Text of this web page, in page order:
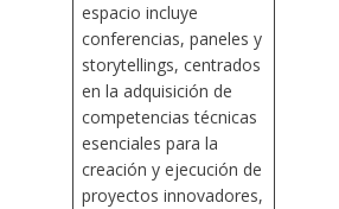
espacio incluye
conferencias, paneles y
storytellings, centrados
en la adquisición de
competencias técnicas
esenciales para la
creación y ejecución de
proyectos innovadores,